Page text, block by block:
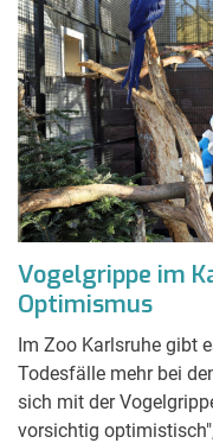
Vogelgrippe im
Optimismus
Im Zoo Karlsruhe gibt
Todesfälle mehr bei
sich mit der
vorsichtig